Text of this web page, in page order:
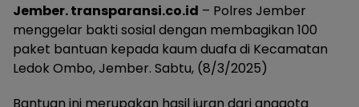
Jember. transparansi.co.id – Polres Jember
menggelar bakti sosial dengan membagikan 100
paket bantuan kepada kaum duafa di Kecamatan
Ledok Ombo, Jember. Sabtu, (8/3/2025)
Bantuan ini merupakan hasil iuran dari anggota